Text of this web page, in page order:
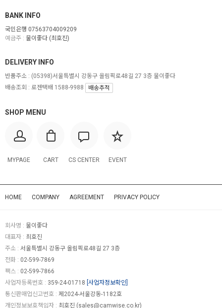
BANK INFO
국민은행 07563704009209
예금주 : 물이좋다 (최호진)
SHOP MENU
MYPAGE CART CS CENTER EVENT
DELIVERY INFO
반품주소 : (05398)서울특별시 강동구 올림픽로48길 27 3층 물이좋다
배송조회 : 로젠택배 1588-9988
배송추적
HOME COMPANY AGREEMENT PRIVACY POLICY
회사명 : 물이좋다
대표자 : 최호진
주소 : 서울특별시 강동구 올림픽로48길 27 3층
전화 : 02-599-7869
팩스 : 02-599-7866
사업자등록번호 : 359-24-01718 [사업자정보확인]
통신판매업신고번호 : 제2024-서울강동-1182호
개인정보보호책임자 : 최호진 (sales@camwise.co.kr)